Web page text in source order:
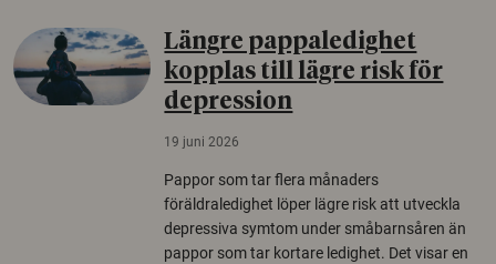
Längre pappaledighet
kopplas till lägre risk för
depression
19 juni 2026
Pappor som tar flera månaders
föräldraledighet löper lägre risk att utveckla
depressiva symtom under småbarnsåren än
pappor som tar kortare ledighet. Det visar en